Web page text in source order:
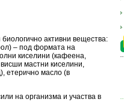
активни вещества:
– под формата на
киселини (кафеена,
мастни киселини,
етерично масло (в
на организма и участва в